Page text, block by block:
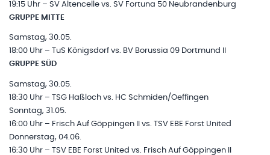
19:15 Uhr – SV Altencelle vs. SV Fortuna 50 Neubrandenburg
GRUPPE MITTE
Samstag, 30.05.
18:00 Uhr – TuS Königsdorf vs. BV Borussia 09 Dortmund II
GRUPPE SÜD
Samstag, 30.05.
18:30 Uhr – TSG Haßloch vs. HC Schmiden/Oeffingen
Sonntag, 31.05.
16:00 Uhr – Frisch Auf Göppingen II vs. TSV EBE Forst United
Donnerstag, 04.06.
16:30 Uhr – TSV EBE Forst United vs. Frisch Auf Göppingen II